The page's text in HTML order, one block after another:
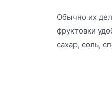
Обычно их
фруктовки
сахар, соль,